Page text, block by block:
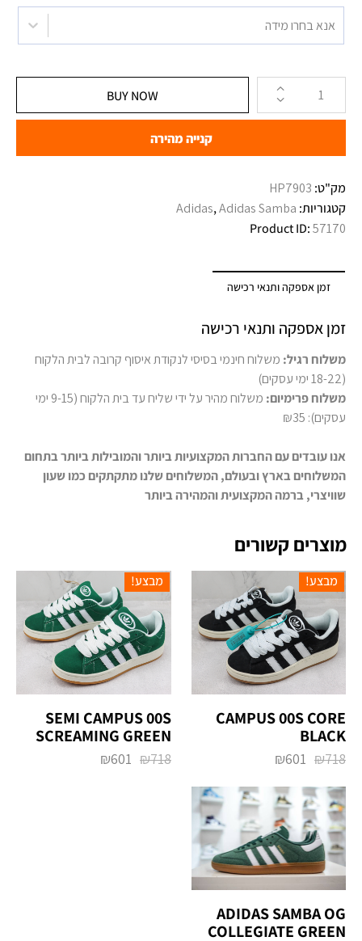
אנא בחרו מידה
BUY NOW
קנייה מהירה
מק"ט:
קטגוריות:
Adidas,Adidas Samba
Product ID:57170
זמן אספקה ותנאי רכישה
זמן אספקה ותנאי רכישה
משלוח רגיל: משלוח חינמי בסיסי לנקודת איסוף קרובה לבית הלקוח
(18-22 ימי עסקים)
משלוח פרימיום:
משלוח מהיר על ידי שליח עד בית הלקוח (9-15 ימי
עסקים): ₪35
אנו עובדים עם החברות המקצועיות ביותר והמובילות ביותר בתחום
המשלוחים בארץ ובעולם, המשלוחים שלנו מתקתקים כמו שעון
שוויצרי, ברמה המקצועית והמהירה ביותר
מוצרים קשורים
מבצע!
CAMPUS 00S CORE
BLACK
₪718
₪601
מבצע!
‏CAMPUS 00S ‏SEMI
SCREAMING GREEN
₪718
₪601
‏ADIDAS SAMBA OG
‏COLLEGIATE GREEN